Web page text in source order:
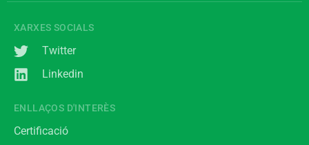
XARXES SOCIALS
Twitter
Linkedin
ENLLAÇOS D'INTERÈS
Certificació